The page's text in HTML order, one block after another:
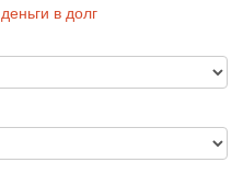
деньги в долг